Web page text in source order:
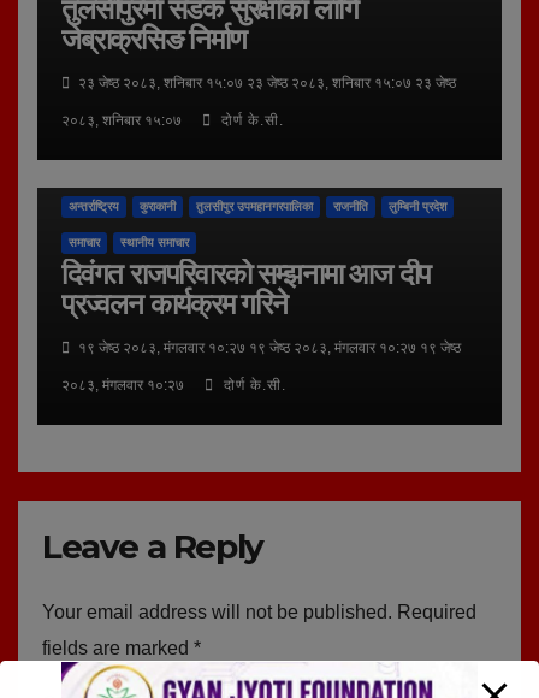
तुलसीपुरमा सडक सुरक्षाका लागि
जेब्राक्रसिङ निर्माण
२३ जेष्ठ २०८३, शनिबार १५:०७ २३ जेष्ठ २०८३, शनिबार १५:०७ २३ जेष्ठ
२०८३, शनिबार १५:०७ दोर्ण के.सी.
अन्तर्राष्ट्रिय कुराकानी तुलसीपुर उपमहानगरपालिका राजनीति लुम्बिनी प्रदेश
समाचार स्थानीय समाचार
दिवंगत राजपरिवारको सम्झनामा आज दीप
प्रज्वलन कार्यक्रम गरिने
१९ जेष्ठ २०८३, मंगलवार १०:२७ १९ जेष्ठ २०८३, मंगलवार १०:२७ १९ जेष्ठ
२०८३, मंगलवार १०:२७ दोर्ण के.सी.
Leave a Reply
Your email address will not be published. Required
fields are marked *